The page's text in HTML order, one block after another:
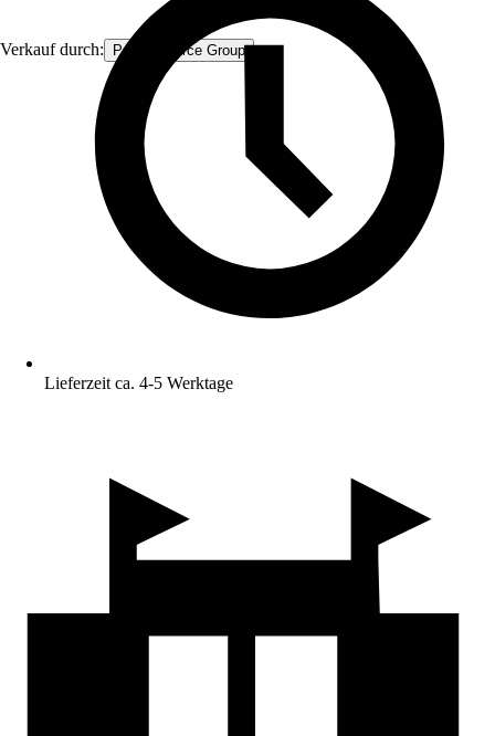
Verkauf durch: Procommerce Group
Lieferzeit ca. 4-5 Werktage